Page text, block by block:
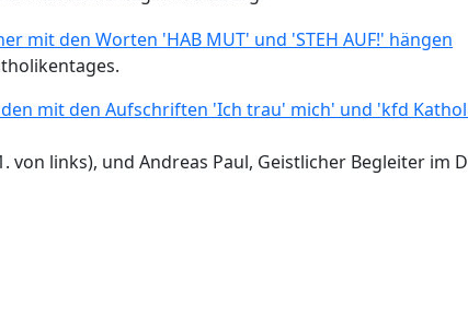
von links), und Andreas Paul, Geistlicher Begleiter im